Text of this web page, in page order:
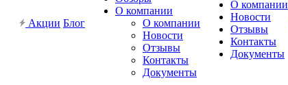
Акции Блог
О компании
О компании
Новости
Отзывы
Контакты
Документы
О компании
Новости
Отзывы
Контакты
Документы